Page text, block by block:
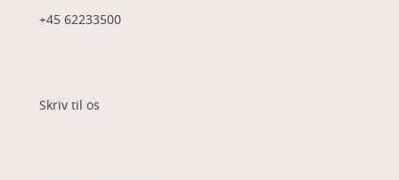
+45 62233500
Skriv til os